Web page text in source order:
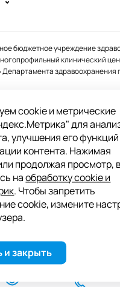
бюджетное учреждение
клинический
Департамента здравоохранения
07-03
работает до 20:00
Стан, д. 8, п.
поселение Сосенское,
ДЗМ»
данных
«Сибирикс»
cookie и метрические
для
улучшения его функций
контента. Нажимая
продолжая просмотр,
наобработку cookie и
. Чтобы запретить
cookie, измените
и закрыть